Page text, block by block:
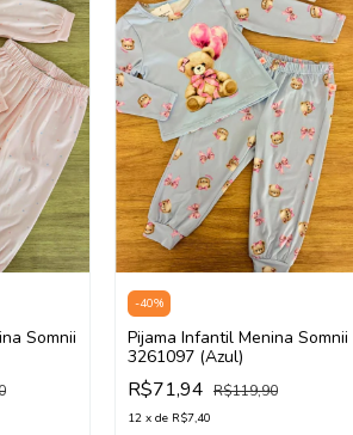
Somnii
-40%
Pijama Infantil Menina Somnii
3261097 (Azul)
R$71,94 R$119,90
12 x de R$7,40